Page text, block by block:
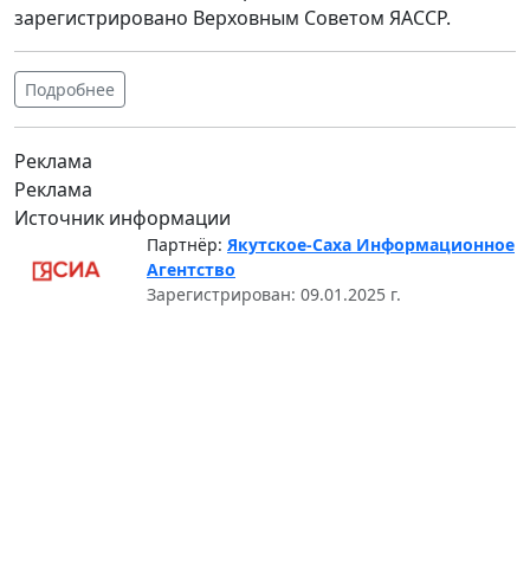
зарегистрировано Верховным Советом ЯАССР.
Подробнее
Реклама
Реклама
Источник информации
Партнёр: Якутское-Саха Информационное
Агентство
Зарегистрирован: 09.01.2025 г.